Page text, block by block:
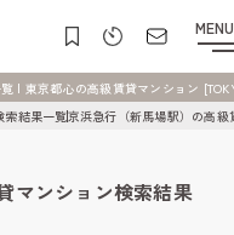
MENU
| 東京都心の高級賃貸マンション
索結果一覧京浜急行（新馬場駅）の高
マンション検索結果